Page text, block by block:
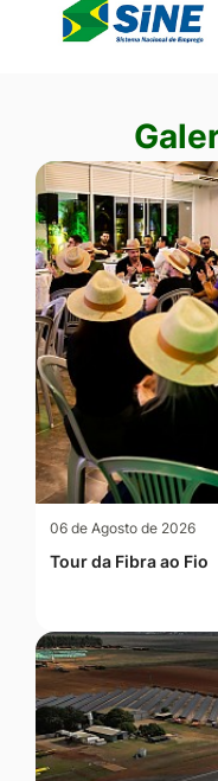
Seção Galeria de
06 de Agosto de 2026
Tour da Fibra ao Fio